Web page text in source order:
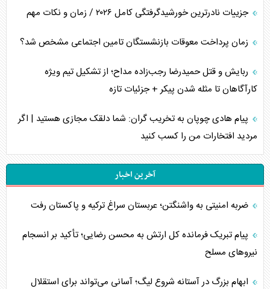
جزییات نادرترین خورشیدگرفتگی کامل ۲۰۲۶ / زمان و نکات مهم
زمان پرداخت معوقات بازنشستگان تامین اجتماعی مشخص شد؟
ربایش و قتل حمیدرضا رجب‌زاده مداح؛ از تشکیل تیم ویژه
کارآگاهان تا مثله شدن پیکر + جزئیات تازه
پیام هادی چوپان به تخریب گران: شما دلقک مجازی هستید | اگر
مردید افتخارات من را کسب کنید
آخرین اخبار
ضربه امنیتی به واشنگتن؛ عربستان سراغ ترکیه و پاکستان رفت
پیام تبریک فرمانده کل ارتش به محسن رضایی؛ تأکید بر انسجام
نیروهای مسلح
ابهام بزرگ در آستانه شروع لیگ؛ آسانی می‌تواند برای استقلال